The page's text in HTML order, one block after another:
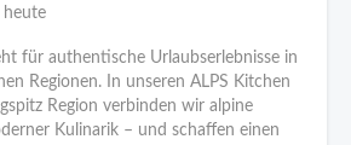
heute
für authentische Urlaubserlebnisse in
Regionen. In unseren ALPS Kitchen
Region verbinden wir alpine
Kulinarik – und schaffen einen